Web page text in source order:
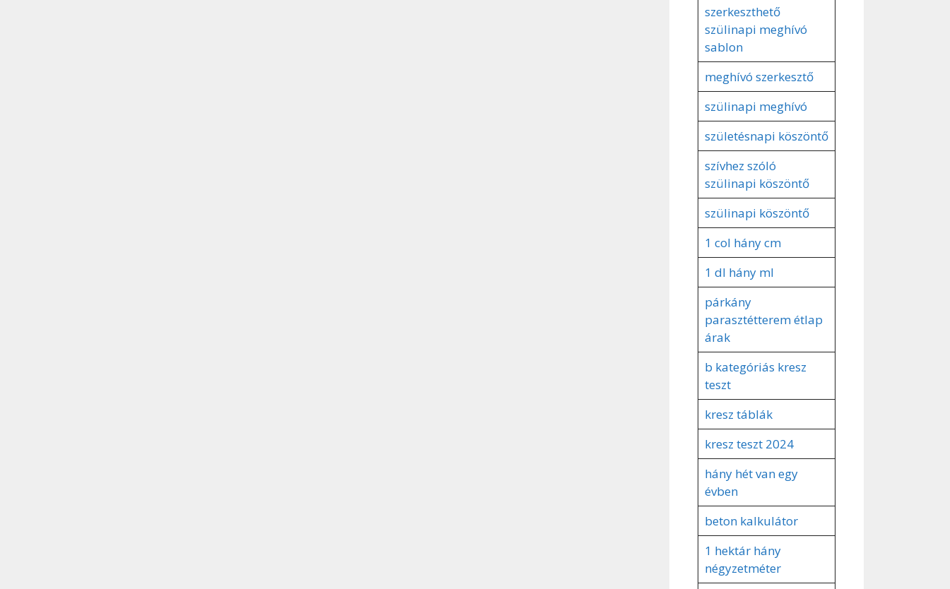
szerkeszthető
szülinapi meghívó
sablon
meghívó szerkesztő
szülinapi meghívó
születésnapi köszöntő
szívhez szóló
szülinapi köszöntő
szülinapi köszöntő
1 col hány cm
1 dl hány ml
párkány
parasztétterem étlap
árak
b kategóriás kresz
teszt
kresz táblák
kresz teszt 2024
hány hét van egy
évben
beton kalkulátor
1 hektár hány
négyzetméter